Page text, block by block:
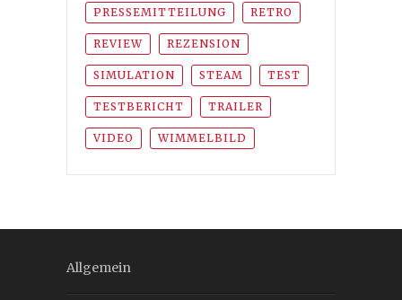
PRESSEMITTEILUNG RETRO
REVIEW REZENSION
SIMULATION STEAM TEST
TESTBERICHT TRAILER
VIDEO WIMMELBILD
Allgemein